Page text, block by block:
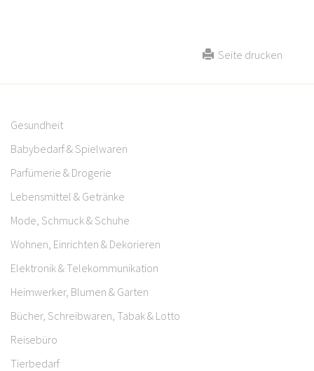
Seite drucken
Gesundheit
Babybedarf & Spielwaren
Parfümerie & Drogerie
Lebensmittel & Getränke
Mode, Schmuck & Schuhe
Wohnen, Einrichten & Dekorieren
Elektronik & Telekommunikation
Heimwerker, Blumen & Garten
Bücher, Schreibwaren, Tabak & Lotto
Reisebüro
Tierbedarf